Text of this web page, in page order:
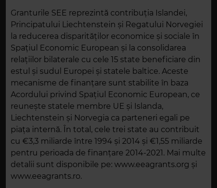
Granturile SEE reprezintă contribuția Islandei,
Principatului Liechtenstein și Regatului Norvegiei
la reducerea disparităților economice și sociale în
Spațiul Economic European și la consolidarea
relațiilor bilaterale cu cele 15 state beneficiare din
estul și sudul Europei și statele baltice. Aceste
mecanisme de finanțare sunt stabilite în baza
Acordului privind Spațiul Economic European, ce
reunește statele membre UE și Islanda,
Liechtenstein și Norvegia ca parteneri egali pe
piața internă. În total, cele trei state au contribuit
cu €3,3 miliarde între 1994 și 2014 și €1,55 miliarde
pentru perioada de finanțare 2014-2021. Mai multe
detalii sunt disponibile pe: www.eeagrants.org și
www.eeagrants.ro.